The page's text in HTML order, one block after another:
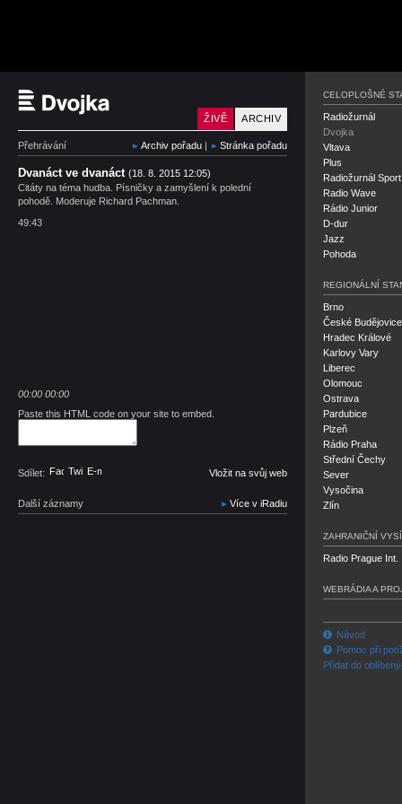
Český rozhlas Dvojka
ARCHIV
ŽIVĚ
Přehrávání Archiv pořadu | Stránka pořadu
Dvanáct ve dvanáct (18. 8. 2015 12:05)
Citáty na téma hudba. Písničky a zamyšlení k polední
pohodě. Moderuje Richard Pachman.
49:43
00:00 00:00
Paste this HTML code on your site to embed.
Sdílet: Facebook
TwitterE-mail Vložit na svůj web
Další záznamy Více v iRadiu
CELOPLOŠNÉ
Radiožurnál
Dvojka
Vltava
Plus
Radiožurnál Sport
Radio Wave
Rádio Junior
D-dur
Jazz
Pohoda
REGIONÁLNÍ
Brno
České Budějovice
Hradec Králové
Karlovy Vary
Liberec
Olomouc
Ostrava
Pardubice
Plzeň
Rádio Praha
Střední Čechy
Sever
Vysočina
Zlín
ZAHRANIČNÍ
Radio Prague Int.
WEBRÁDIA A
Návod
Pomoc při
Přidat do